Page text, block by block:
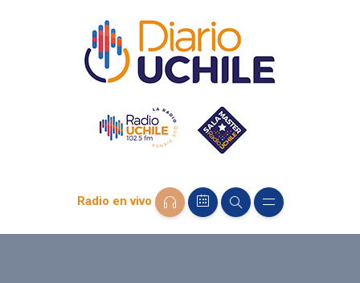
Radio en vivo